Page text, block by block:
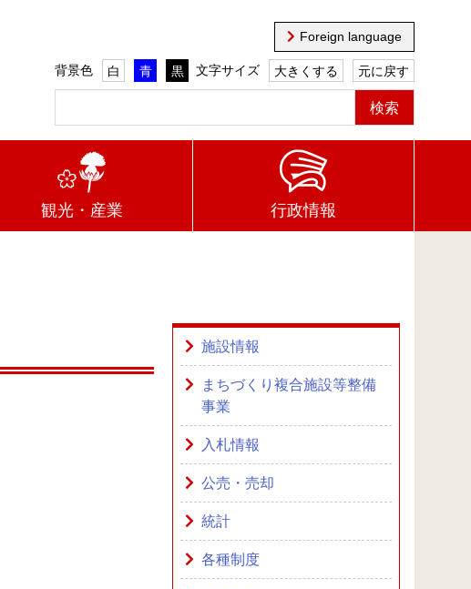
Foreign language
背景色 白 青 黒 文字サイズ 大きくする 元に戻す
観光・産業 行政情報
施設情報
まちづくり複合施設等整備
事業
入札情報
公売・売却
統計
各種制度